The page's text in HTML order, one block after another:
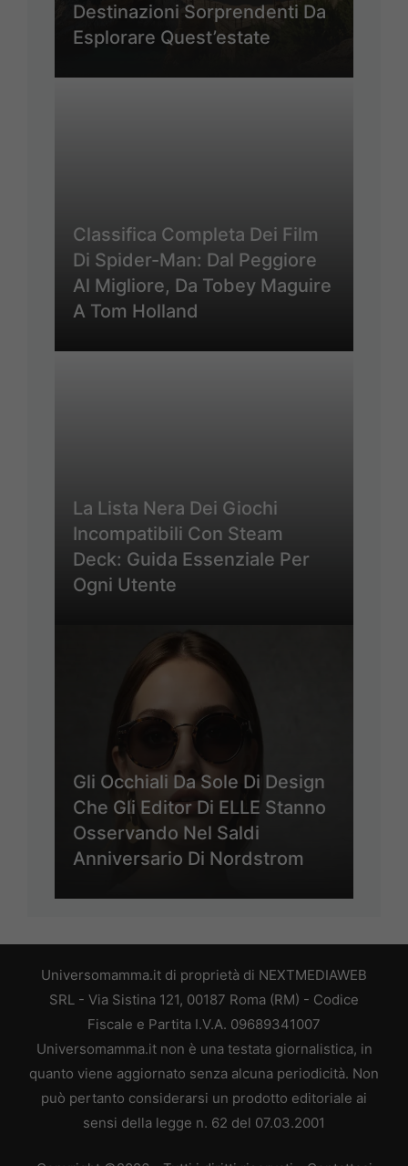
Destinazioni Sorprendenti Da
Esplorare Quest’estate
Classifica Completa Dei Film
Di Spider-Man: Dal Peggiore
Al Migliore, Da Tobey Maguire
A Tom Holland
La Lista Nera Dei Giochi
Incompatibili Con Steam
Deck: Guida Essenziale Per
Ogni Utente
Gli Occhiali Da Sole Di Design
Che Gli Editor Di ELLE Stanno
Osservando Nel Saldi
Anniversario Di Nordstrom
Universomamma.it di proprietà di NEXTMEDIAWEB
SRL - Via Sistina 121, 00187 Roma (RM) - Codice
Fiscale e Partita I.V.A. 09689341007
Universomamma.it non è una testata giornalistica, in
quanto viene aggiornato senza alcuna periodicità. Non
può pertanto considerarsi un prodotto editoriale ai
sensi della legge n. 62 del 07.03.2001